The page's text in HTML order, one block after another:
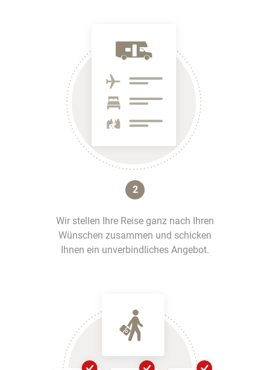
2
Wir stellen Ihre Reise ganz nach Ihren
Wünschen zusammen und schicken
Ihnen ein unverbindliches Angebot.